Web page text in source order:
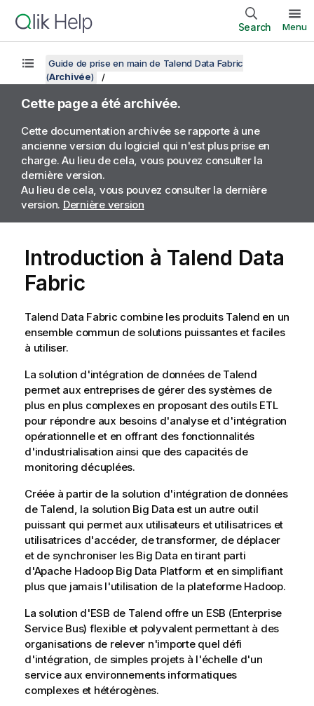
Search Menu
Guide de prise en main de Talend Data Fabric
(Archivée)
Cette page a été archivée.
Cette documentation archivée se rapporte à une
ancienne version du logiciel qui n'est plus prise en
charge. Au lieu de cela, vous pouvez consulter la
dernière version.
Au lieu de cela, vous pouvez consulter la dernière
version. Dernière version
Introduction à Talend Data
Fabric
Talend Data Fabric combine les produits Talend en un
ensemble commun de solutions puissantes et faciles
à utiliser.
La solution d'intégration de données de Talend
permet aux entreprises de gérer des systèmes de
plus en plus complexes en proposant des outils ETL
pour répondre aux besoins d'analyse et d'intégration
opérationnelle et en offrant des fonctionnalités
d'industrialisation ainsi que des capacités de
monitoring décuplées.
Créée à partir de la solution d'intégration de données
de Talend, la solution Big Data est un autre outil
puissant qui permet aux utilisateurs et utilisatrices et
utilisatrices d'accéder, de transformer, de déplacer
et de synchroniser les Big Data en tirant parti
d'Apache Hadoop Big Data Platform et en simplifiant
plus que jamais l'utilisation de la plateforme Hadoop.
La solution d'ESB de Talend offre un ESB (Enterprise
Service Bus) flexible et polyvalent permettant à des
organisations de relever n'importe quel défi
d'intégration, de simples projets à l'échelle d'un
service aux environnements informatiques
complexes et hétérogènes.